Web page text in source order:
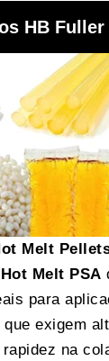
HB Fuller
Melt
Hot Melt PSA
para
exigem
na